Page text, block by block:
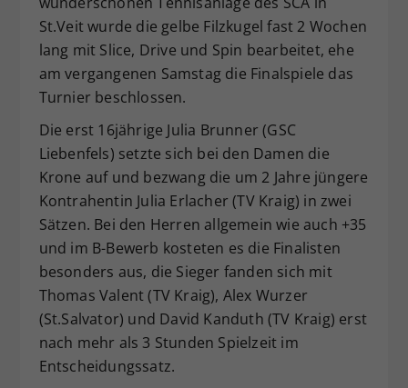
St.Veit wurde die gelbe Filzkugel fast 2 Wochen
lang mit Slice, Drive und Spin bearbeitet, ehe
am vergangenen Samstag die Finalspiele das
Turnier beschlossen.
Die erst 16jährige Julia Brunner (GSC
Liebenfels) setzte sich bei den Damen die
Krone auf und bezwang die um 2 Jahre jüngere
Kontrahentin Julia Erlacher (TV Kraig) in zwei
Sätzen. Bei den Herren allgemein wie auch +35
und im B-Bewerb kosteten es die Finalisten
besonders aus, die Sieger fanden sich mit
Thomas Valent (TV Kraig), Alex Wurzer
(St.Salvator) und David Kanduth (TV Kraig) erst
nach mehr als 3 Stunden Spielzeit im
Entscheidungssatz.
Zweck
Dieser Wert speichert Ihre Consent-
Einstellungen. Unter anderem eine
zufällig generierte ID, für die
historische Speicherung Ihrer
vorgenommen Einstellungen, falls der
Webseiten-Betreiber dies eingestellt
hat.